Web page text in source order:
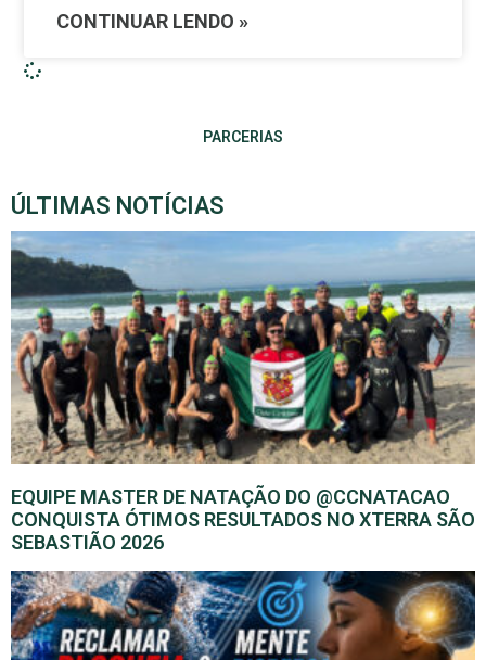
CONTINUAR LENDO »
PARCERIAS
ÚLTIMAS NOTÍCIAS
EQUIPE MASTER DE NATAÇÃO DO @CCNATACAO
CONQUISTA ÓTIMOS RESULTADOS NO XTERRA SÃO
SEBASTIÃO 2026